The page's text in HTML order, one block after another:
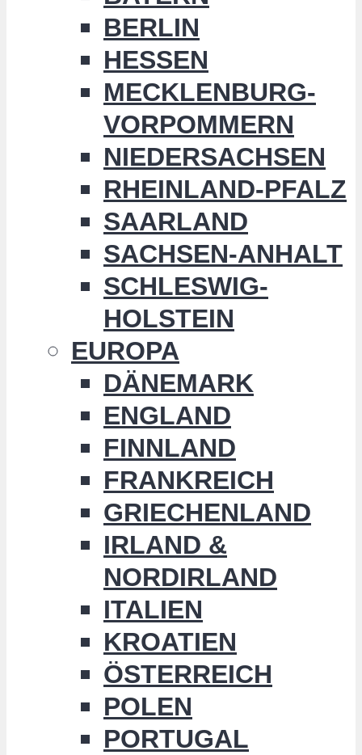
BERLIN
HESSEN
MECKLENBURG-
VORPOMMERN
NIEDERSACHSEN
RHEINLAND-PFALZ
SAARLAND
SACHSEN-ANHALT
SCHLESWIG-
HOLSTEIN
EUROPA
DÄNEMARK
ENGLAND
FINNLAND
FRANKREICH
GRIECHENLAND
IRLAND &
NORDIRLAND
ITALIEN
KROATIEN
ÖSTERREICH
POLEN
PORTUGAL